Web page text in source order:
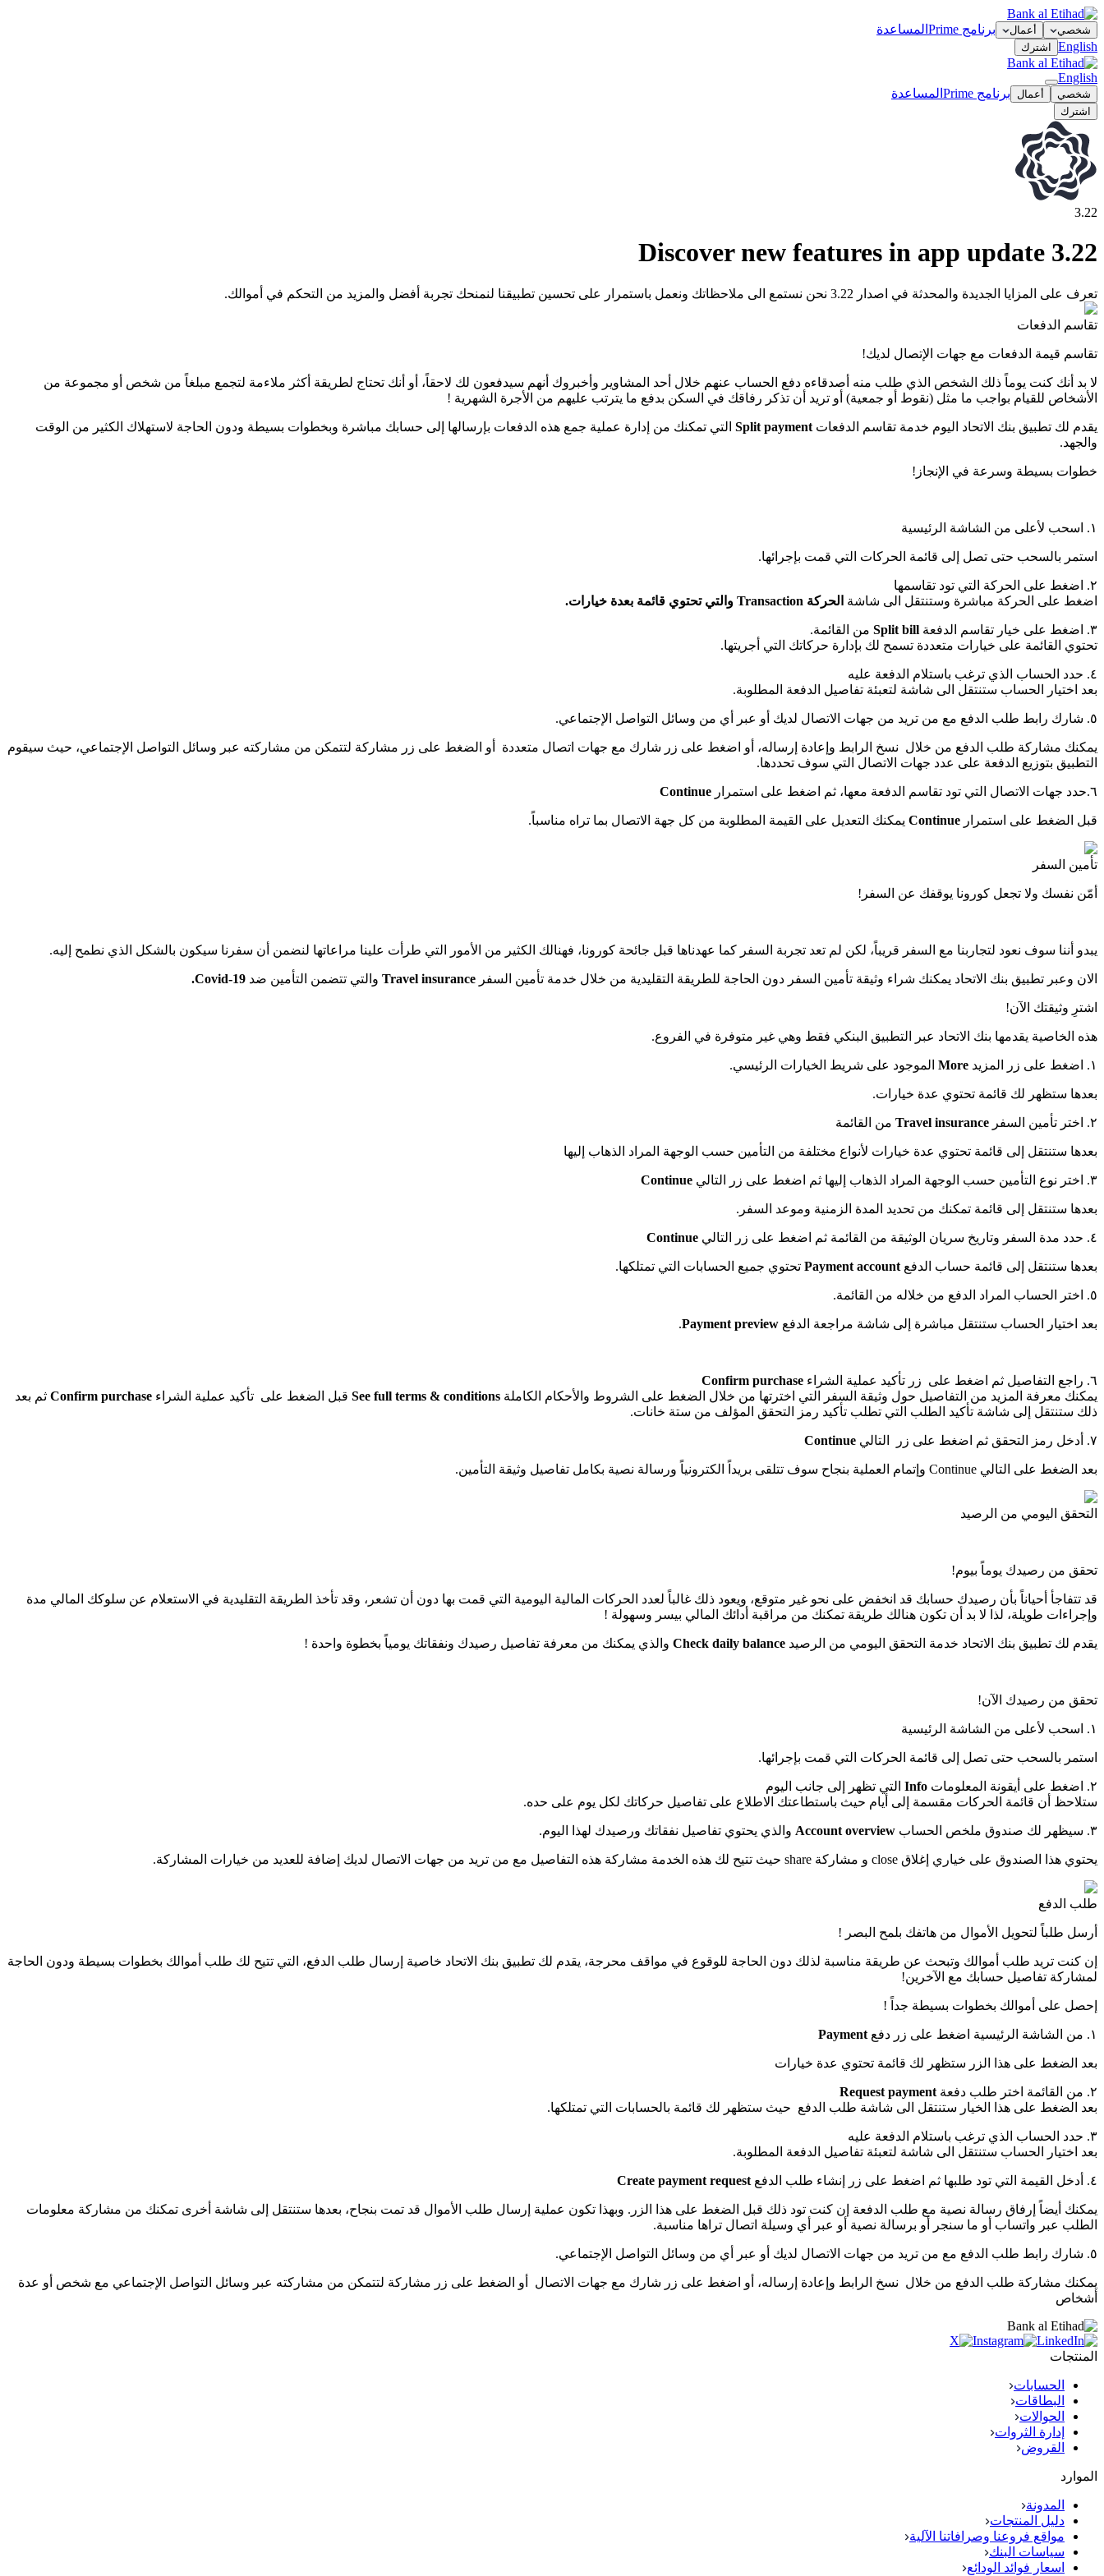
شخصي أعمال برنامج Prime
المساعدة
English
اشترك
English
شخصي أعمال برنامج Prime المساعدة
اشترك
3.22
Discover new features in app update 3.22
تعرف على المزايا الجديدة والمحدثة في اصدار 3.22 نحن نستمع الى ملاحظاتك ونعمل باستمرار على تحسين تطبيقنا لنمنحك تجربة أفضل والمزيد من التحكم في أموالك.
تقاسم الدفعات
تقاسم قيمة الدفعات مع جهات الإتصال لديك!
لا بد أنك كنت يوماً ذلك الشخص الذي طلب منه أصدقاءه دفع الحساب عنهم خلال أحد المشاوير وأخبروك أنهم سيدفعون لك لاحقاً، أو أنك تحتاج لطريقة أكثر ملاءمة لتجمع مبلغاً من شخص أو مجموعة من
الأشخاص للقيام بواجب ما مثل (نقوط أو جمعية) أو تريد أن تذكر رفاقك في السكن بدفع ما يترتب عليهم من الأجرة الشهرية !
يقدم لك تطبيق بنك الاتحاد اليوم خدمة تقاسم الدفعات Split payment التي تمكنك من إدارة عملية جمع هذه الدفعات بإرسالها إلى حسابك مباشرة وبخطوات بسيطة ودون الحاجة لاستهلاك الكثير من الوقت
والجهد.
خطوات بسيطة وسرعة في الإنجاز!
١. اسحب لأعلى من الشاشة الرئيسية
استمر بالسحب حتى تصل إلى قائمة الحركات التي قمت بإجرائها.
٢. اضغط على الحركة التي تود تقاسمها
اضغط على الحركة مباشرة وستنتقل الى شاشة الحركة Transaction والتي تحتوي قائمة بعدة خيارات.
٣. اضغط على خيار تقاسم الدفعة Split bill من القائمة.
تحتوي القائمة على خيارات متعددة تسمح لك بإدارة حركاتك التي أجريتها.
٤. حدد الحساب الذي ترغب باستلام الدفعة عليه
بعد اختيار الحساب ستنتقل الى شاشة لتعبئة تفاصيل الدفعة المطلوبة.
٥. شارك رابط طلب الدفع مع من تريد من جهات الاتصال لديك أو عبر أي من وسائل التواصل الإجتماعي.
يمكنك مشاركة طلب الدفع من خلال نسخ الرابط وإعادة إرساله، أو اضغط على زر شارك مع جهات اتصال متعددة أو الضغط على زر مشاركة لتتمكن من مشاركته عبر وسائل التواصل الإجتماعي، حيث سيقوم
التطبيق بتوزيع الدفعة على عدد جهات الاتصال التي سوف تحددها.
٦.حدد جهات الاتصال التي تود تقاسم الدفعة معها، ثم اضغط على استمرار Continue
قبل الضغط على استمرار Continue يمكنك التعديل على القيمة المطلوبة من كل جهة الاتصال بما تراه مناسباً.
تأمين السفر
أمّن نفسك ولا تجعل كورونا يوقفك عن السفر!
يبدو أننا سوف نعود لتجاربنا مع السفر قريباً، لكن لم تعد تجربة السفر كما عهدناها قبل جائحة كورونا، فهنالك الكثير من الأمور التي طرأت علينا مراعاتها لنضمن أن سفرنا سيكون بالشكل الذي نطمح إليه.
الان وعبر تطبيق بنك الاتحاد يمكنك شراء وثيقة تأمين السفر دون الحاجة للطريقة التقليدية من خلال خدمة تأمين السفر Travel insurance والتي تتضمن التأمين ضد
اشترِ وثيقتك الآن!
هذه الخاصية يقدمها بنك الاتحاد عبر التطبيق البنكي فقط وهي غير متوفرة في الفروع.
١. اضغط على زر المزيد More الموجود على شريط الخيارات الرئيسي.
بعدها ستظهر لك قائمة تحتوي عدة خيارات.
٢. اختر تأمين السفر Travel insurance من القائمة
بعدها ستنتقل إلى قائمة تحتوي عدة خيارات لأنواع مختلفة من التأمين حسب الوجهة المراد الذهاب إليها
٣. اختر نوع التأمين حسب الوجهة المراد الذهاب إليها ثم اضغط على زر التالي Continue
بعدها ستنتقل إلى قائمة تمكنك من تحديد المدة الزمنية وموعد السفر.
٤. حدد مدة السفر وتاريخ سريان الوثيقة من القائمة ثم اضغط على زر التالي Continue
بعدها ستنتقل إلى قائمة حساب الدفع Payment account تحتوي جميع الحسابات التي تمتلكها.
٥. اختر الحساب المراد الدفع من خلاله من القائمة.
بعد اختيار الحساب ستنتقل مباشرة إلى شاشة مراجعة الدفع Payment preview
.
٦. راجع التفاصيل ثم اضغط على زر تأكيد عملية الشراء
Confirm purchase
يمكنك معرفة المزيد من التفاصيل حول وثيقة السفر التي اخترتها من خلال الضغط على الشروط والأحكام الكاملة See full terms & conditions قبل الضغط على تأكيد عملية الشراء Confirm purchase ثم بعد
ذلك ستنتقل إلى شاشة تأكيد الطلب التي تطلب تأكيد رمز التحقق المؤلف من ستة خانات.
٧. أدخل رمز التحقق ثم اضغط على زر التالي Continue
بعد الضغط على التالي Continue وإتمام العملية بنجاح سوف تتلقى بريداً الكترونياً ورسالة نصية بكامل تفاصيل وثيقة التأمين.
التحقق اليومي من الرصيد
تحقق من رصيدك يوماً بيوم!
قد تتفاجأ أحياناً بأن رصيدك حسابك قد انخفض على نحو غير متوقع، ويعود ذلك غالباً لعدد الحركات المالية اليومية التي قمت بها دون أن تشعر، وقد تأخذ الطريقة التقليدية في الاستعلام عن سلوكك المالي مدة
وإجراءات طويلة، لذا لا بد أن تكون هنالك طريقة تمكنك من مراقبة أدائك المالي بيسر وسهولة !
يقدم لك تطبيق بنك الاتحاد خدمة التحقق اليومي من الرصيد Check daily balance والذي يمكنك من معرفة تفاصيل رصيدك ونفقاتك يومياً بخطوة واحدة !
تحقق من رصيدك الآن!
١. اسحب لأعلى من الشاشة الرئيسية
استمر بالسحب حتى تصل إلى قائمة الحركات التي قمت بإجرائها.
٢. اضغط على أيقونة المعلومات Info التي تظهر إلى جانب اليوم
ستلاحظ أن قائمة الحركات مقسمة إلى أيام حيث باستطاعتك الاطلاع على تفاصيل حركاتك لكل يوم على حده.
٣. سيظهر لك صندوق ملخص الحساب Account overview والذي يحتوي تفاصيل نفقاتك ورصيدك لهذا اليوم.
يحتوي هذا الصندوق على خياري إغلاق close و مشاركة share حيث تتيح لك هذه الخدمة مشاركة هذه التفاصيل مع من تريد من جهات الاتصال لديك إضافة للعديد من خيارات المشاركة.
طلب الدفع
أرسل طلباً لتحويل الأموال من هاتفك بلمح البصر !
إن كنت تريد طلب أموالك وتبحث عن طريقة مناسبة لذلك دون الحاجة للوقوع في مواقف محرجة، يقدم لك تطبيق بنك الاتحاد خاصية إرسال طلب الدفع، التي تتيح لك طلب أموالك بخطوات بسيطة ودون الحاجة
لمشاركة تفاصيل حسابك مع الآخرين!
إحصل على أموالك بخطوات بسيطة جداً !
١. من الشاشة الرئيسية اضغط على زر دفع Payment
بعد الضغط على هذا الزر ستظهر لك قائمة تحتوي عدة خيارات
٢. من القائمة اختر طلب دفعة
Request payment
بعد الضغط على هذا الخيار ستنتقل الى شاشة طلب الدفع حيث ستظهر لك قائمة بالحسابات التي تمتلكها.
٣. حدد الحساب الذي ترغب باستلام الدفعة عليه
بعد اختيار الحساب ستنتقل الى شاشة لتعبئة تفاصيل الدفعة المطلوبة.
٤. أدخل القيمة التي تود طلبها ثم اضغط على زر إنشاء طلب الدفع Create payment request
يمكنك أيضاً إرفاق رسالة نصية مع طلب الدفعة إن كنت تود ذلك قبل الضغط على هذا الزر. وبهذا تكون عملية إرسال طلب الأموال قد تمت بنجاح، بعدها ستنتقل إلى شاشة أخرى تمكنك من مشاركة معلومات
الطلب عبر واتساب أو ما سنجر أو برسالة نصية أو عبر أي وسيلة اتصال تراها مناسبة.
٥. شارك رابط طلب الدفع مع من تريد من جهات الاتصال لديك أو عبر أي من وسائل التواصل الإجتماعي.
يمكنك مشاركة طلب الدفع من خلال نسخ الرابط وإعادة إرساله، أو اضغط على زر شارك مع جهات الاتصال أو الضغط على زر مشاركة لتتمكن من مشاركته عبر وسائل التواصل الإجتماعي مع شخص أو عدة
أشخاص
المنتجات
الحسابات
البطاقات
الحوالات
إدارة الثروات
القروض
الموارد
المدونة
دليل المنتجات
مواقع فروعنا وصرافاتنا الآلية
سياسات البنك
اسعار فوائد الودائع